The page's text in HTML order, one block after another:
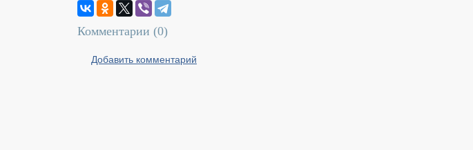
Комментарии (0)
Добавить комментарий